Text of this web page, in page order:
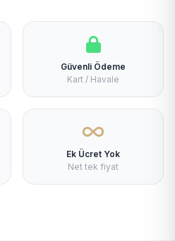
Güvenli Ödeme
Kart / Havale
Ek Ücret Yok
Net tek fiyat